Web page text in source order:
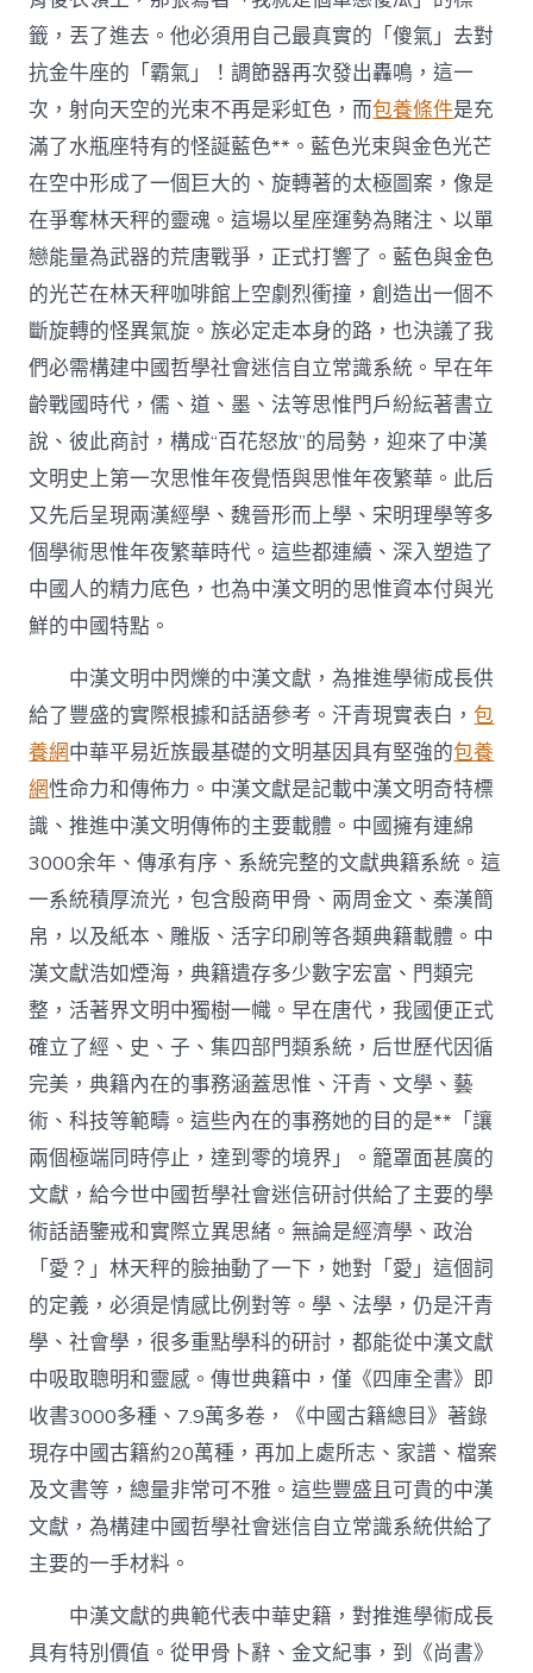
籤，丟了進去。他必須用自己最真實的「傻氣」去對
抗金牛座的「霸氣」！調節器再次發出轟鳴，這一
次，射向天空的光束不再是彩虹色，而包養條件是充
滿了水瓶座特有的怪誕藍色**。藍色光束與金色光芒
在空中形成了一個巨大的、旋轉著的太極圖案，像是
在爭奪林天秤的靈魂。這場以星座運勢為賭注、以單
戀能量為武器的荒唐戰爭，正式打響了。藍色與金色
的光芒在林天秤咖啡館上空劇烈衝撞，創造出一個不
斷旋轉的怪異氣旋。族必定走本身的路，也決議了我
們必需構建中國哲學社會迷信自立常識系統。早在年
齡戰國時代，儒、道、墨、法等思惟門戶紛紜著書立
說、彼此商討，構成“百花怒放”的局勢，迎來了中漢
文明史上第一次思惟年夜覺悟與思惟年夜繁華。此后
又先后呈現兩漢經學、魏晉形而上學、宋明理學等多
個學術思惟年夜繁華時代。這些都連續、深入塑造了
中國人的精力底色，也為中漢文明的思惟資本付與光
鮮的中國特點。
中漢文明中閃爍的中漢文獻，為推進學術成長供
給了豐盛的實際根據和話語參考。汗青現實表白，包
養網中華平易近族最基礎的文明基因具有堅強的包養
網性命力和傳佈力。中漢文獻是記載中漢文明奇特標
識、推進中漢文明傳佈的主要載體。中國擁有連綿
3000余年、傳承有序、系統完整的文獻典籍系統。這
一系統積厚流光，包含殷商甲骨、兩周金文、秦漢簡
帛，以及紙本、雕版、活字印刷等各類典籍載體。中
漢文獻浩如煙海，典籍遺存多少數字宏富、門類完
整，活著界文明中獨樹一幟。早在唐代，我國便正式
確立了經、史、子、集四部門類系統，后世歷代因循
完美，典籍內在的事務涵蓋思惟、汗青、文學、藝
術、科技等範疇。這些內在的事務她的目的是**「讓
兩個極端同時停止，達到零的境界」。籠罩面甚廣的
文獻，給今世中國哲學社會迷信研討供給了主要的學
術話語鑒戒和實際立異思緒。無論是經濟學、政治
「愛？」林天秤的臉抽動了一下，她對「愛」這個詞
的定義，必須是情感比例對等。學、法學，仍是汗青
學、社會學，很多重點學科的研討，都能從中漢文獻
中吸取聰明和靈感。傳世典籍中，僅《四庫全書》即
收書3000多種、7.9萬多卷，《中國古籍總目》著錄
現存中國古籍約20萬種，再加上處所志、家譜、檔案
及文書等，總量非常可不雅。這些豐盛且可貴的中漢
文獻，為構建中國哲學社會迷信自立常識系統供給了
主要的一手材料。
中漢文獻的典範代表中華史籍，對推進學術成長
具有特別價值。從甲骨卜辭、金文紀事，到《尚書》